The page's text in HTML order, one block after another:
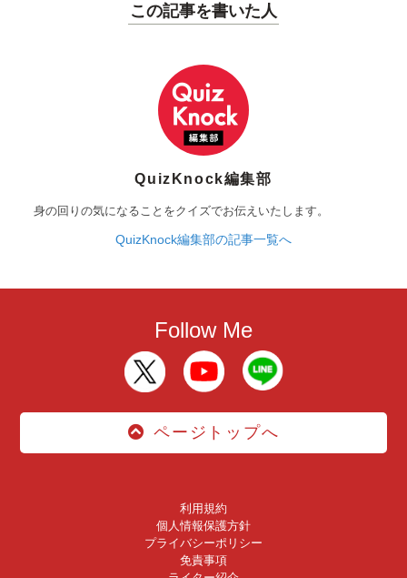
この記事を書いた人
QuizKnock編集部
身の回りの気になることをクイズでお伝えいたします。
QuizKnock編集部の記事一覧へ
Follow Me
ページトップへ
利用規約
個人情報保護方針
プライバシーポリシー
免責事項